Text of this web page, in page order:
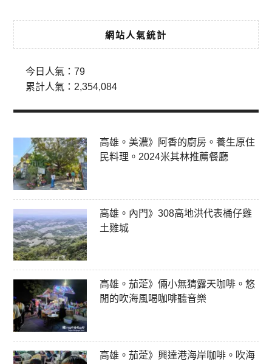
網站人氣統計
今日人氣：79
累計人氣： 2,354,084
高雄。美濃》阿香的廚房。養生原住
民料理。2024米其林推薦餐廳
高雄。內門》308高地洪代表桶仔雞
土雞城
高雄。茄萣》倆小無猜露天咖啡。悠
閒的吹海風喝咖啡聽音樂
高雄。茄萣》興達港海岸咖啡。吹海